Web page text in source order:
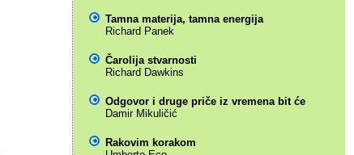
Tamna materija, tamna energija
Richard Panek
Čarolija stvarnosti
Richard Dawkins
Odgovor i druge priče iz vremena bit će
Damir Mikuličić
Rakovim korakom